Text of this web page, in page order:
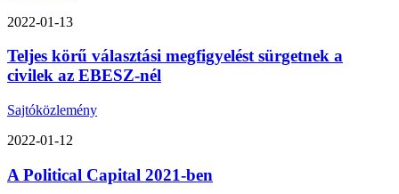
2022-01-13
Teljes körű választási megfigyelést sürgetnek a
civilek az EBESZ-nél
Sajtóközlemény
2022-01-12
A Political Capital 2021-ben